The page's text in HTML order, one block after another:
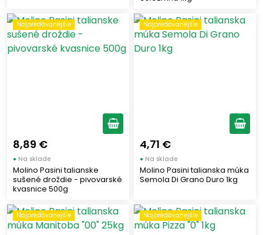
Najpredávanejšie
8,89 €
● Na sklade
Molino Pasini talianske
sušené droždie - pivovarské
kvasnice 500g
Najpredávanejšie
4,71 €
● Na sklade
Molino Pasini talianska múka
Semola Di Grano Duro 1kg
Najpredávanejšie Najpredávanejšie